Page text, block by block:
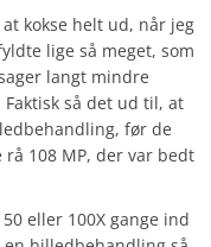
kokse helt ud, når jeg
lige så meget, som
langt mindre
så det ud til, at
før de
108 MP, der var bedt
eller 100X gange ind